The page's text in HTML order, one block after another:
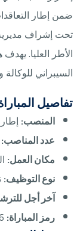
ضمن إطار
تحت إشراف
الأطر العليا.
السيبراني
تفاصيل
المنصب:
عدد المناصب:
مكان العمل:
نوع التوظيف:
آخر أجل
رمز المباراة: